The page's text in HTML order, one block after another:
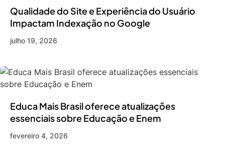
Qualidade do Site e Experiência do Usuário
Impactam Indexação no Google
julho 19, 2026
Educa Mais Brasil oferece atualizações
essenciais sobre Educação e Enem
fevereiro 4, 2026